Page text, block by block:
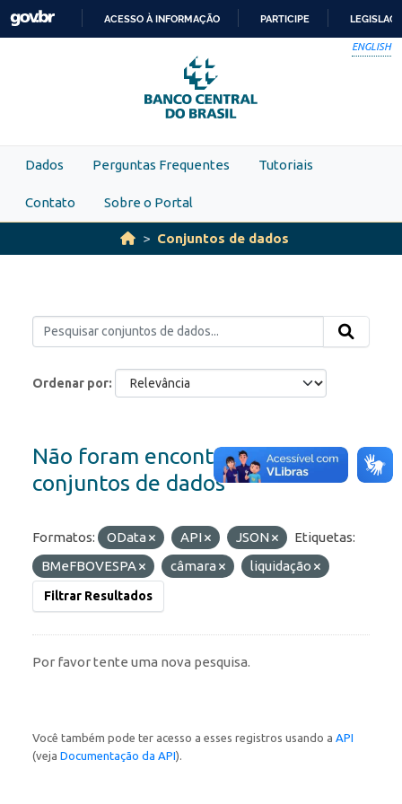
Skip to main content
PARA
O
CONTEÚDO
ACESSO À INFORMAÇÃO PARTICIPE
ENGLISH
Dados Perguntas Frequentes Tutoriais
Contato Sobre o Portal
Conjuntos de dados
Ordenar por
Não foram encontrados
conjuntos de dados
Formatos: OData API JSON
Etiquetas:
BMeFBOVESPA
câmara liquidação
Filtrar Resultados
Por favor tente uma nova pesquisa.
Você também pode ter acesso a esses registros usando a API
(veja Documentação da API).